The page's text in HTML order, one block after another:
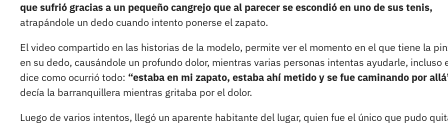
que sufrió gracias a un pequeño cangrejo que al parecer se escondió en uno de sus tenis,
atrapándole un dedo cuando intento ponerse el zapato.
El video compartido en las historias de la modelo, permite ver el momento en el que tiene la
en su dedo, causándole un profundo dolor, mientras varias personas intentas ayudarle, incluso
dice como ocurrió todo: “estaba en mi zapato, estaba ahí metido y se fue caminando por
decía la barranquillera mientras gritaba por el dolor.
Luego de varios intentos, llegó un aparente habitante del lugar, quien fue el único que pudo